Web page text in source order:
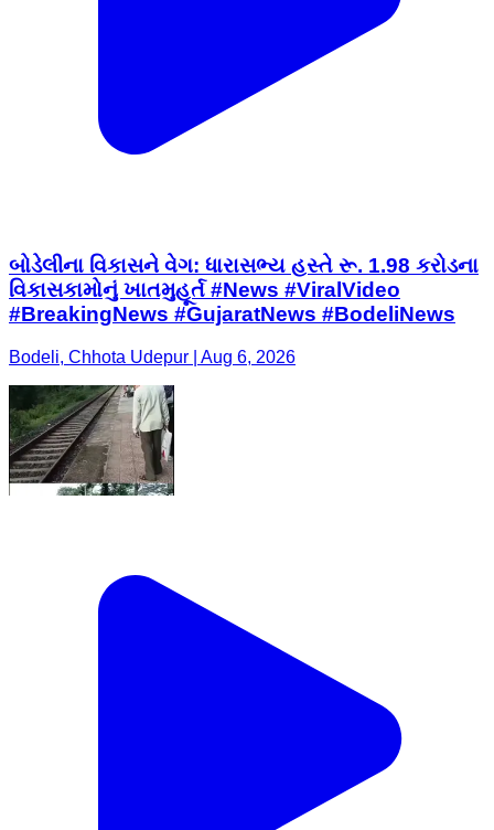
બોડેલીના વિકાસને વેગ: ધારાસભ્ય હસ્તે રૂ. 1.98 કરોડના
વિકાસકામોનું ખાતમુહૂર્ત #News #ViralVideo
#BreakingNews #GujaratNews #BodeliNews
Bodeli, Chhota Udepur | Aug 6, 2026